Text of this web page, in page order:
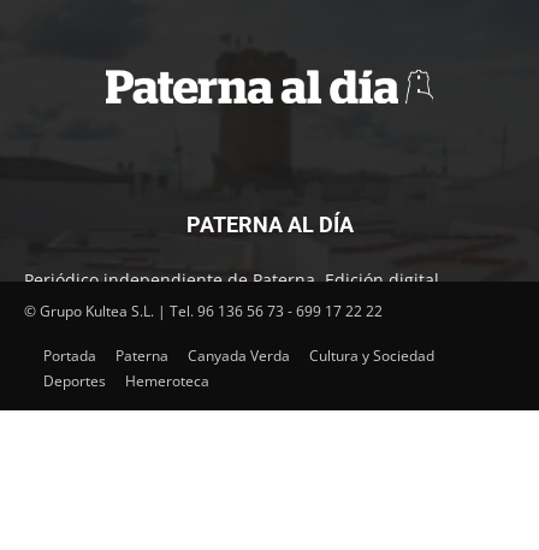
PATERNA AL DÍA
Periódico independiente de Paterna. Edición digital.
Encuentra cada mes en tu punto habitual nuestra edición
Paterna.
© Grupo Kultea S.L. | Tel. 96 136 56 73 - 699 17 22 22
Portada Paterna Canyada Verda
Cultura y Sociedad
Deportes
Hemeroteca